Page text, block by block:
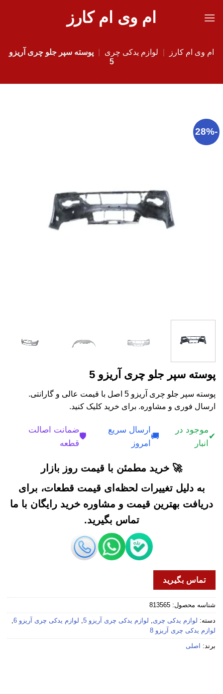
ام وی ام کارز
ام وی ام کارز لوازم یدکی چری
پوسته سپر جلو چری آریزو
5
-28%
پوسته سپر جلو چری آریزو 5
پوسته سپر جلو چری آریزو 5 اصل با قیمت عالی و گارانتی.
ارسال فوری و مشاوره. برای خرید کلیک کنید.
✔
موجود در
انبار
🚚
ارسال سریع
امروز
🛡️
ضمانت اصالت
قطعه
🚀 خرید مطمئن با قیمت روز بازار
به دلیل تغییرات لحظه‌ای قیمت قطعات، برای
دریافت بهترین قیمت و مشاوره خرید رایگان با ما
تماس بگیرید.
تماس بگیرید
شناسه محصول: 813565
دسته: لوازم یدکی چری, لوازم یدکی چری آریزو 5 , لوازم یدکی چری آریزو 6
,
لوازم یدکی چری آریزو 8
برند: اصلی